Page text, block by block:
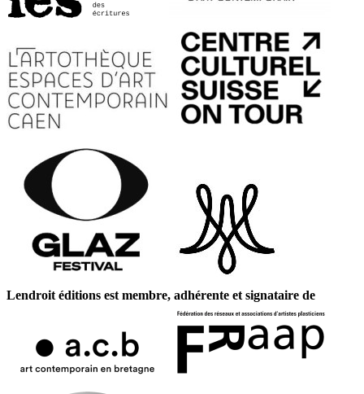
Lendroit éditions est membre, adhérente et signataire de